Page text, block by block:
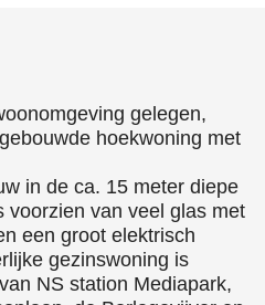
gelegen,
hoekwoning met
in de ca. 15 meter diepe
voorzien van veel glas met
een groot elektrisch
gezinswoning is
NS station Mediapark,